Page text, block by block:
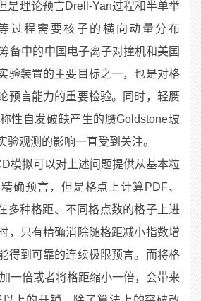
是理论预言Drell-Yan过程和半单举
过程需要核子的横向动量分布
备中的中国电子离子对撞机和美国
验装置的主要目标之一，也是对格
预言能力的重要检验。同时，轻赝
性自发破缺产生的赝Goldstone玻
验观测的影响一直受到关注。
模拟可以对上述问题提供从基本粒
确预言，但是格点上计算PDF、
多种格距、不同格点数的格子上进
，只有精确消除随格距减小指数增
得到可靠的连续极限预言。而将格
一倍或者将格距缩小一倍，会带来